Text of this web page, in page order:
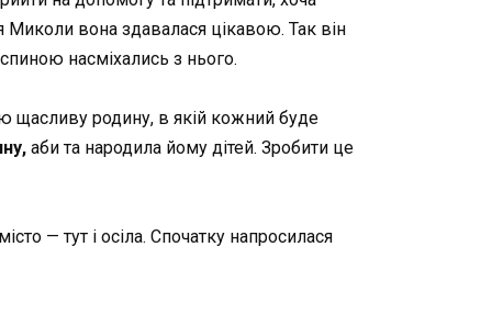
Миколи вона здавалася цікавою. Так він
насміхались з нього.
щасливу родину, в якій кожний буде
аби та народила йому дітей. Зробити це
— тут і осіла. Спочатку напросилася